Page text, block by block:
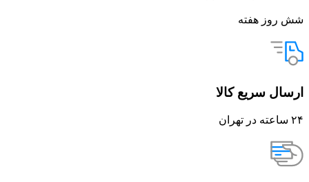
شش روز هفته
ارسال سریع کالا
۲۴ ساعته در تهران